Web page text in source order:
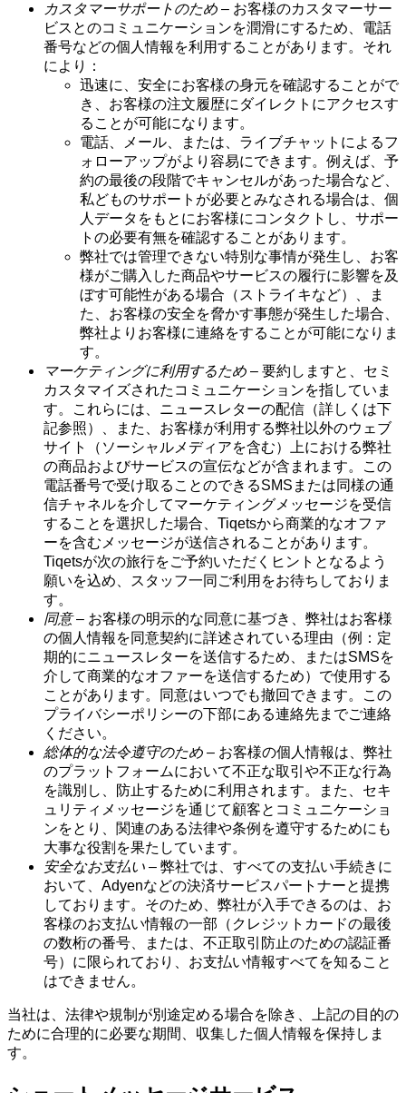
カスタマーサポートのため – お客様のカスタマーサー
ビスとのコミュニケーションを潤滑にするため、電話
番号などの個人情報を利用することがあります。それ
により：
迅速に、安全にお客様の身元を確認することがで
き、お客様の注文履歴にダイレクトにアクセスす
ることが可能になります。
電話、メール、または、ライブチャットによるフ
ォローアップがより容易にできます。例えば、予
約の最後の段階でキャンセルがあった場合など、
私どものサポートが必要とみなされる場合は、個
人データをもとにお客様にコンタクトし、サポー
トの必要有無を確認することがあります。
弊社では管理できない特別な事情が発生し、お客
様がご購入した商品やサービスの履行に影響を及
ぼす可能性がある場合（ストライキなど）、ま
た、お客様の安全を脅かす事態が発生した場合、
弊社よりお客様に連絡をすることが可能になりま
す。
マーケティングに利用するため – 要約しますと、セミ
カスタマイズされたコミュニケーションを指していま
す。これらには、ニュースレターの配信（詳しくは下
記参照）、また、お客様が利用する弊社以外のウェブ
サイト（ソーシャルメディアを含む）上における弊社
の商品およびサービスの宣伝などが含まれます。この
電話番号で受け取ることのできるSMSまたは同様の通
信チャネルを介してマーケティングメッセージを受信
することを選択した場合、Tiqetsから商業的なオファ
ーを含むメッセージが送信されることがあります。
Tiqetsが次の旅行をご予約いただくヒントとなるよう
願いを込め、スタッフ一同ご利用をお待ちしておりま
す。
同意– お客様の明示的な同意に基づき、弊社はお客様
の個人情報を同意契約に詳述されている理由（例：定
期的にニュースレターを送信するため、またはSMSを
介して商業的なオファーを送信するため）で使用する
ことがあります。同意はいつでも撤回できます。この
プライバシーポリシーの下部にある連絡先までご連絡
ください。
総体的な法令遵守のため – お客様の個人情報は、弊社
のプラットフォームにおいて不正な取引や不正な行為
を識別し、防止するために利用されます。また、セキ
ュリティメッセージを通じて顧客とコミュニケーショ
ンをとり、関連のある法律や条例を遵守するためにも
大事な役割を果たしています。
安全なお支払い – 弊社では、すべての支払い手続きに
おいて、Adyenなどの決済サービスパートナーと提携
しております。そのため、弊社が入手できるのは、お
客様のお支払い情報の一部（クレジットカードの最後
の数桁の番号、または、不正取引防止のための認証番
号）に限られており、お支払い情報すべてを知ること
はできません。
当社は、法律や規制が別途定める場合を除き、上記の目的の
ために合理的に必要な期間、収集した個人情報を保持しま
す。